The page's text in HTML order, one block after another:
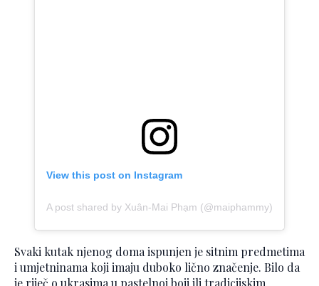
View this post on Instagram
A post shared by Xuân-Mai Phạm (@maiphammy)
Svaki kutak njenog doma ispunjen je sitnim predmetima
i umjetninama koji imaju duboko lično značenje. Bilo da
je riječ o ukrasima u pastelnoj boji ili tradicijskim